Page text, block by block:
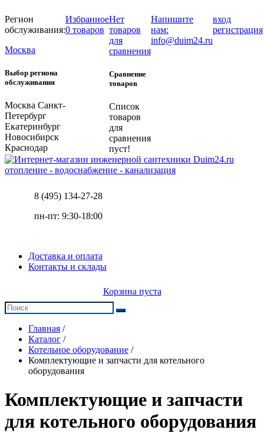
Регион
обслуживания:
Москва
Выбор региона
обслуживания
Москва Санкт-
Петербург
Екатеринбург
Новосибирск
Краснодар
Избранное
0 товаров
Нет
товаров
для
сравнения
Сравнение
товаров
Список
товаров
для
сравнения
пуст!
Напишите
нам:
info@duim24.ru
вход
регистрация
отопление - водоснабжение - канализация
8 (495) 134-27-28
пн-пт: 9:30-18:00
Доставка и оплата
Контакты и склады
Корзина пуста
Главная /
Каталог /
Котельное оборудование /
Комплектующие и запчасти для котельного
оборудования
Комплектующие и запчасти
для котельного оборудования